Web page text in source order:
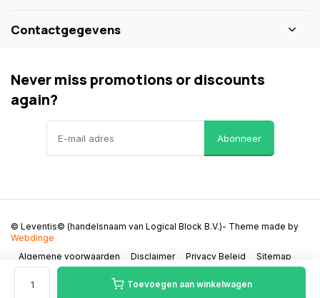
Toevoegen aan winkelwagen
Contactgegevens
Never miss promotions or discounts
again?
Abonneer
Algemene voorwaarden Disclaimer Privacy Beleid Sitemap
© Leventis© (handelsnaam van Logical Block B.V.)- Theme made by
Webdinge